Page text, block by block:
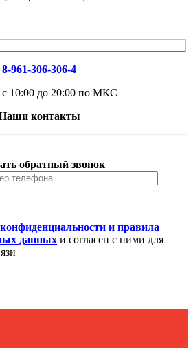
8-961-306-306-4
с 10:00 до 20:00 по МКС
контакты
обратный звонок
и правила
данных и согласен с ними для